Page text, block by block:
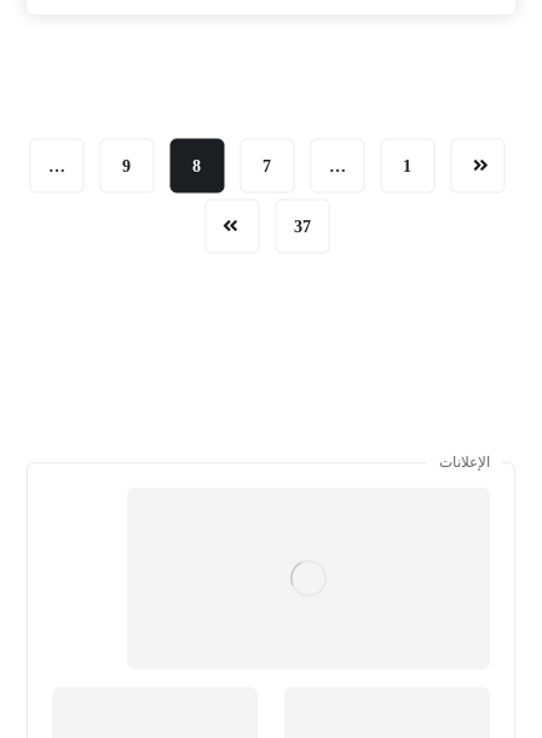
1
…
7
8
9
…
37
الإعلانات